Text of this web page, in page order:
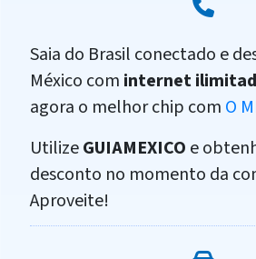
Saia do Brasil conectado e
México com internet
agora o melhor chip com O
UtilizeGUIAMEXICO e
desconto no momento da
Aproveite!